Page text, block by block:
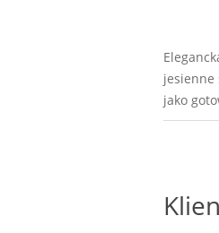
jesienne
jako